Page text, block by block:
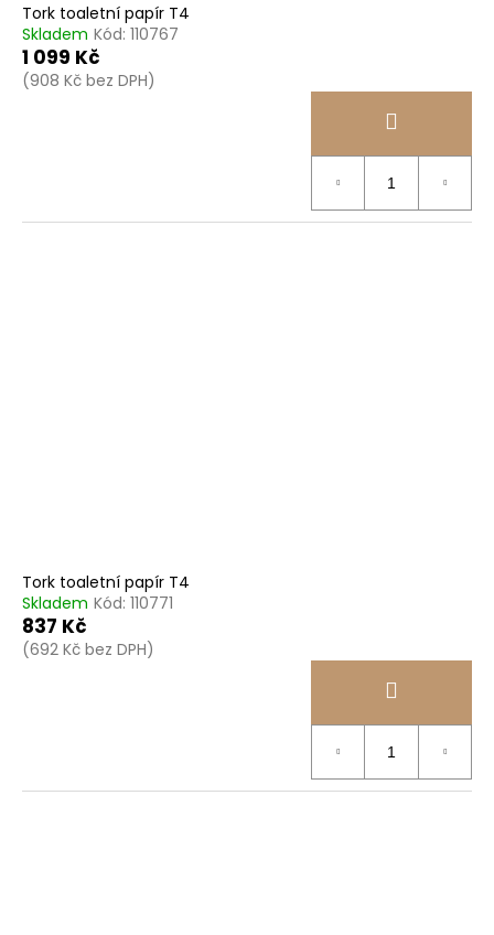
Tork toaletní papír T4
Skladem Kód: 110767
1 099 Kč
(908 Kč bez DPH)
Tork toaletní papír T4
Skladem Kód: 110771
837 Kč
(692 Kč bez DPH)